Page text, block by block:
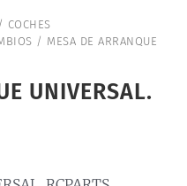
/ COCHES
/ MESA DE ARRANQUE
UNIVERSAL.